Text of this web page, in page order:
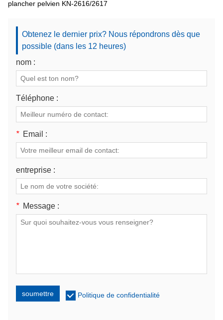
plancher pelvien KN-2616/2617
Obtenez le dernier prix? Nous répondrons dès que
possible (dans les 12 heures)
nom :
Téléphone :
* Email :
entreprise :
* Message :
soumettre Politique de confidentialité